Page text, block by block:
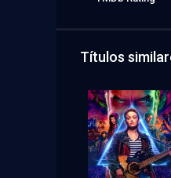
Títulos